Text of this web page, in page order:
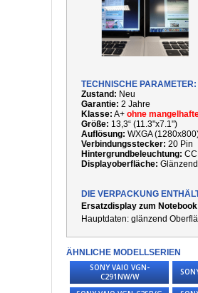
TECHNISCHE PARAMETER:
Zustand: Neu
Garantie: 2 Jahre
Klasse: A+ ohne
Größe: 13,3“ (11.3"x7.1")
Auflösung: WXGA
Verbindungsstecker: 20 Pin
Hintergrundbeleuchtung:
Displayoberfläche: Glänzend
DIE VERPACKUNG
Ersatzdisplay zum
Hauptdaten: g länzend
ÄHNLICHE MODELLSERIEN
SONY VAIO VGN-
C291NW/W